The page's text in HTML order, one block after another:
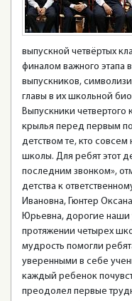
выпускной четвёртых
финалом важного этапа
выпускников,
главы в их школьной
Выпускники
крылья перед первым
детством те, кто
школы. Для ребят этот
последним звонком»,
детства к
Ивановна, Гюнтер
Юрьевна, дорогие наши
протяжении четырех
мудрость помогли
уверенными в себе
каждый ребенок
преодолел первые